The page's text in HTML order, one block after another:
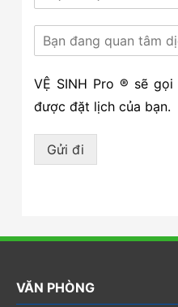
VỆ SINH Pro ® sẽ
được đặt lịch của bạn.
Gửi đi
VĂN PHÒNG